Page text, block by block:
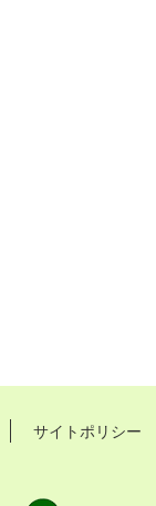
サイトポリシー